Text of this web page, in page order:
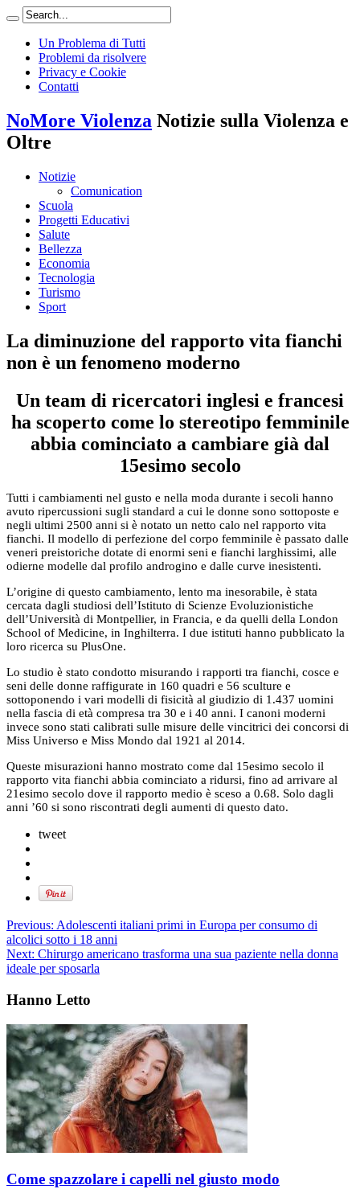
Un Problema di Tutti
Problemi da risolvere
Privacy e Cookie
Contatti
NoMore Violenza Notizie sulla Violenza e
Oltre
Notizie
Comunication
Scuola
Progetti Educativi
Salute
Bellezza
Economia
Tecnologia
Turismo
Sport
La diminuzione del rapporto vita fianchi
non è un fenomeno moderno
Un team di ricercatori inglesi e francesi
ha scoperto come lo stereotipo femminile
abbia cominciato a cambiare già dal
15esimo secolo
Tutti i cambiamenti nel gusto e nella moda durante i secoli hanno
avuto ripercussioni sugli standard a cui le donne sono sottoposte e
negli ultimi 2500 anni si è notato un netto calo nel rapporto vita
fianchi. Il modello di perfezione del corpo femminile è passato dalle
veneri preistoriche dotate di enormi seni e fianchi larghissimi, alle
odierne modelle dal profilo androgino e dalle curve inesistenti.
L’origine di questo cambiamento, lento ma inesorabile, è stata
cercata dagli studiosi dell’Istituto di Scienze Evoluzionistiche
dell’Università di Montpellier, in Francia, e da quelli della London
School of Medicine, in Inghilterra. I due istituti hanno pubblicato la
loro ricerca su PlusOne.
Lo studio è stato condotto misurando i rapporti tra fianchi, cosce e
seni delle donne raffigurate in 160 quadri e 56 sculture e
sottoponendo i vari modelli di fisicità al giudizio di 1.437 uomini
nella fascia di età compresa tra 30 e i 40 anni. I canoni moderni
invece sono stati calibrati sulle misure delle vincitrici dei concorsi di
Miss Universo e Miss Mondo dal 1921 al 2014.
Queste misurazioni hanno mostrato come dal 15esimo secolo il
rapporto vita fianchi abbia cominciato a ridursi, fino ad arrivare al
21esimo secolo dove il rapporto medio è sceso a 0.68. Solo dagli
anni ’60 si sono riscontrati degli aumenti di questo dato.
tweet
Previous: Adolescenti italiani primi in Europa per consumo di
alcolici sotto i 18 anni
Next: Chirurgo americano trasforma una sua paziente nella donna
ideale per sposarla
Hanno Letto
Come spazzolare i capelli nel giusto modo